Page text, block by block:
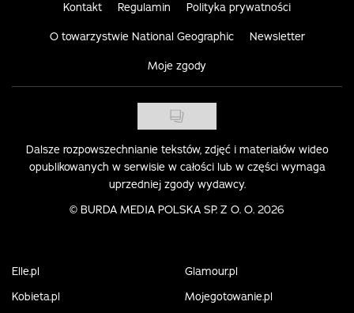
Kontakt Regulamin Polityka prywatności
O towarzystwie National Geographic Newsletter
Moje zgody
Dalsze rozpowszechnianie tekstów, zdjęć i materiałów wideo
opublikowanych w serwisie w całości lub w części wymaga
uprzedniej zgody wydawcy.
© BURDA MEDIA POLSKA SP. Z O. O. 2026
Elle.pl
Glamour.pl
Kobieta.pl
Mojegotowanie.pl